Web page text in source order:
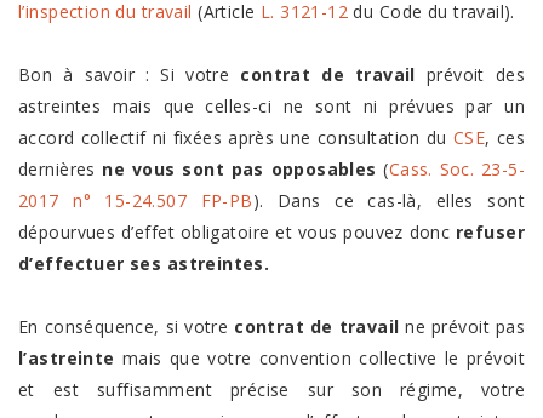
l’inspection du travail (Article L. 3121-12 du Code du travail).
Bon à savoir : Si votre contrat de travail prévoit des
astreintes mais que celles-ci ne sont ni prévues par un
accord collectif ni fixées après une consultation du CSE, ces
dernières ne vous sont pas opposables (Cass. Soc. 23-5-
2017 n° 15-24.507 FP-PB). Dans ce cas-là, elles sont
dépourvues d’effet obligatoire et vous pouvez donc refuser
d’effectuer ses astreintes.
En conséquence, si votre contrat de travail ne prévoit pas
l’astreinte mais que votre convention collective le prévoit
et est suffisamment précise sur son régime, votre